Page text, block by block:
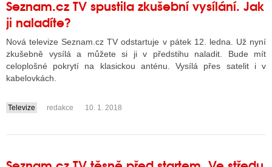
Seznam.cz TV spustila zkušební vysílání. Jak
ji naladíte?
Nová televize Seznam.cz TV odstartuje v pátek 12. ledna. Už nyní
zkušebně vysílá a můžete si ji v předstihu naladit. Bude mít
celoplošné pokrytí na klasickou anténu. Vysílá přes satelit i v
kabelovkách.
....
Televize redakce 10. 1. 2018